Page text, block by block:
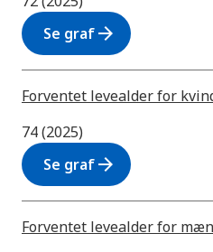
Se grafarrow_forward
Forventet levealder for
74 (2025)
Se grafarrow_forward
Forventet levealder for